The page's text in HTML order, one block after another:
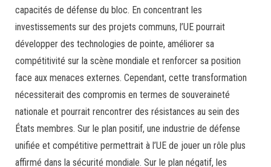
capacités de défense du bloc. En concentrant les
investissements sur des projets communs, l’UE pourrait
développer des technologies de pointe, améliorer sa
compétitivité sur la scène mondiale et renforcer sa position
face aux menaces externes. Cependant, cette transformation
nécessiterait des compromis en termes de souveraineté
nationale et pourrait rencontrer des résistances au sein des
États membres. Sur le plan positif, une industrie de défense
unifiée et compétitive permettrait à l’UE de jouer un rôle plus
affirmé dans la sécurité mondiale. Sur le plan négatif, les